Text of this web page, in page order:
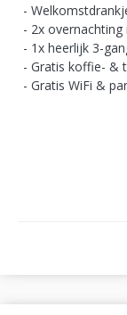
2x
1x heerlijk 3-
Gratis koffie- &
Gratis WiFi &